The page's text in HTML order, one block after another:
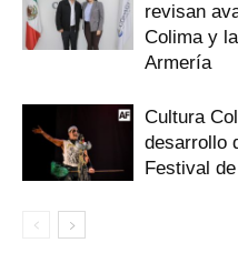
revisan
Colima y
Armería
Cultura
desarrollo
Festival